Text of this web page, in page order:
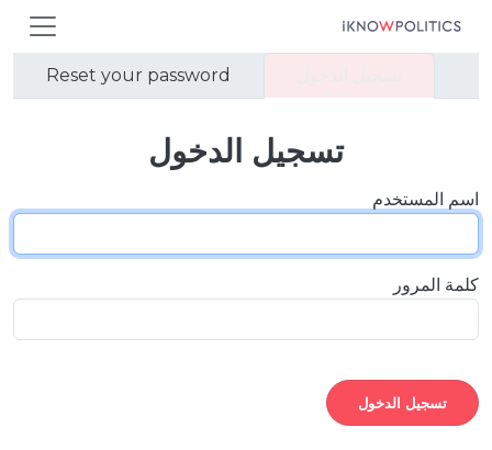
Reset your password
تسجيل الدخول
اسم المستخدم
كلمة المرور
تسجيل الدخول